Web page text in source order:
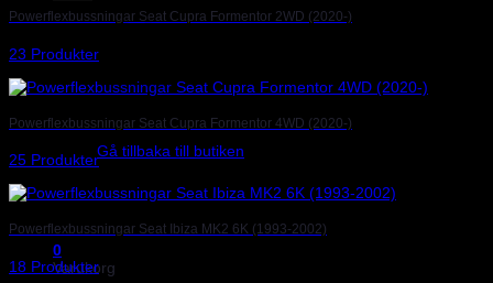
Inga produkter i varukorgen.
Gå tillbaka till butiken
0
Varukorg
Powerflexbussningar Seat Cupra Formentor 2WD (2020-)
23 Produkter
Powerflexbussningar Seat Cupra Formentor 4WD (2020-)
25 Produkter
Powerflexbussningar Seat Ibiza MK2 6K (1993-2002)
18 Produkter